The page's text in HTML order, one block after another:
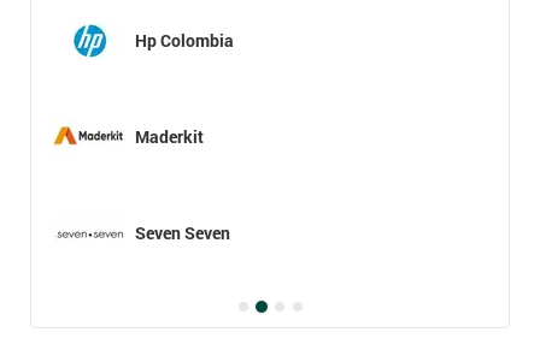
Hp Colombia
Maderkit
Seven Seven